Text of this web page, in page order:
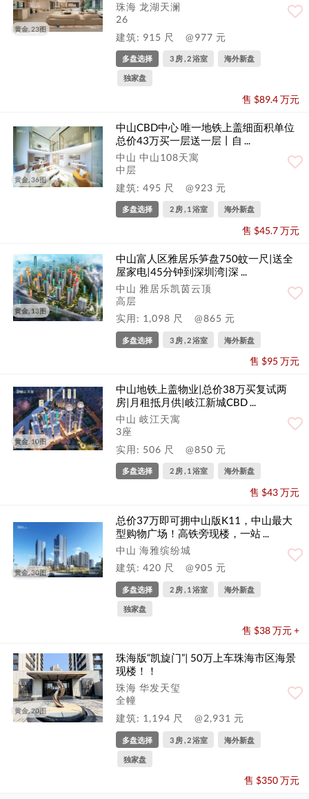
黄金, 23图
珠海 龙湖天澜
26
建筑: 915 尺
@977 元
多盘选择 3 房 , 2 浴室 海外新盘
独家盘
售 $89.4 万元
黄金, 36图
中山CBD中心 唯一地铁上盖细面积单位
总价43万买一层送一层丨自 ...
中山 中山108天寓
中层
建筑: 495 尺
@923 元
多盘选择 2 房 , 1 浴室 海外新盘
售 $45.7 万元
黄金, 13图
中山富人区雅居乐笋盘750蚊一尺|送全
屋家电|45分钟到深圳湾|深 ...
中山 雅居乐凯茵云顶
高层
实用: 1,098 尺
@865 元
多盘选择 3 房 , 2 浴室 海外新盘
售 $95 万元
黄金, 10图
中山地铁上盖物业|总价38万买复试两
房|月租抵月供|岐江新城CBD ...
中山 岐江天寓
3座
实用: 506 尺
@850 元
多盘选择 2 房 , 1 浴室 海外新盘
售 $43 万元
黄金, 30图
总价37万即可拥中山版K11，中山最大
型购物广场！高铁旁现楼，一站 ...
中山 海雅缤纷城
建筑: 420 尺
@905 元
多盘选择 2 房 , 1 浴室 海外新盘
独家盘
售 $38 万元 +
黄金, 20图
珠海版“凯旋门”| 50万上车珠海市区海景
现楼！！
珠海 华发天玺
全幢
建筑: 1,194 尺
@2,931 元
多盘选择 3 房 , 2 浴室 海外新盘
独家盘
售 $350 万元